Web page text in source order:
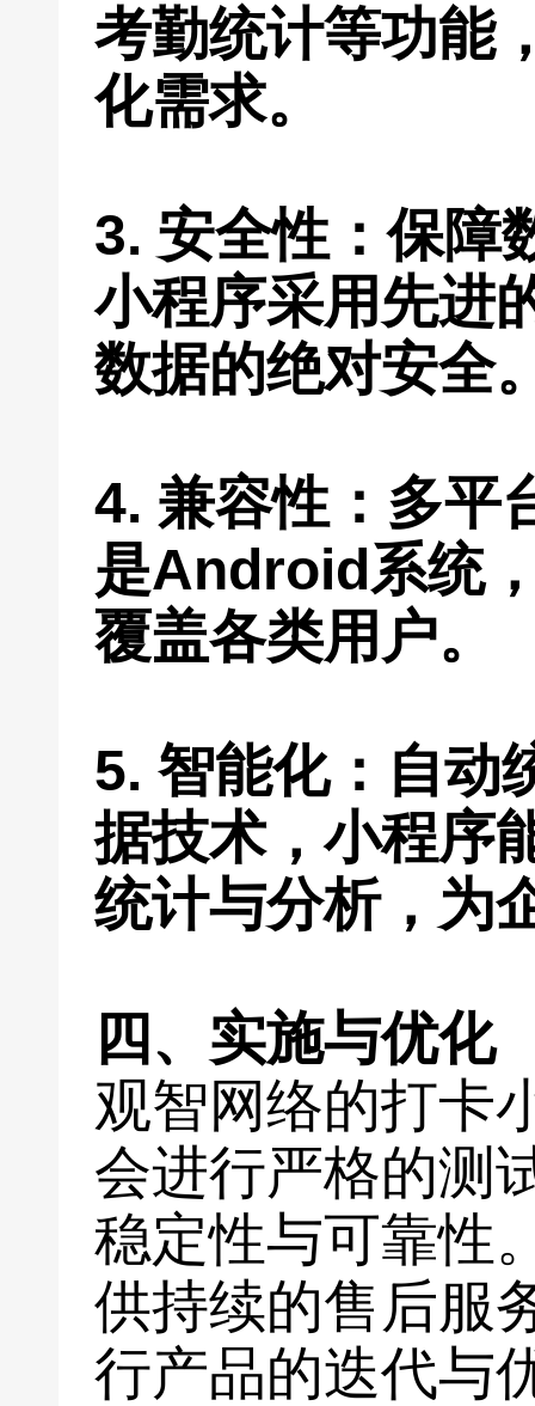
考勤统计等功能
化需求。
3. 安全性：保障
小程序采用先进
数据的绝对安全
4. 兼容性：多平
是Android系统
覆盖各类用户。
5. 智能化：自动
据技术，小程序
统计与分析，为
四、实施与优化
观智网络的打卡
会进行严格的测
稳定性与可靠性
供持续的售后服
行产品的迭代与